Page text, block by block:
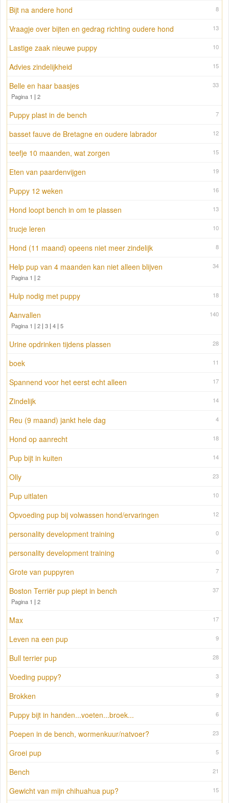
8
Bijt na andere hond
13
Vraagje over bijten en gedrag richting oudere hond
10
Lastige zaak nieuwe puppy
15
Advies zindelijkheid
33
Belle en haar baasjes
Pagina 1 | 2
7
Puppy plast in de bench
12
basset fauve de Bretagne en oudere labrador
15
teefje 10 maanden, wat zorgen
19
Eten van paardenvijgen
16
Puppy 12 weken
13
Hond loopt bench in om te plassen
10
trucje leren
8
Hond (11 maand) opeens niet meer zindelijk
34
Help pup van 4 maanden kan niet alleen blijven
Pagina 1 | 2
18
Hulp nodig met puppy
140
Aanvallen
Pagina 1 | 2 | 3 | 4 | 5
28
Urine opdrinken tijdens plassen
11
boek
17
Spannend voor het eerst echt alleen
14
Zindelijk
4
Reu (9 maand) jankt hele dag
18
Hond op aanrecht
14
Pup bijt in kuiten
23
Olly
10
Pup uitlaten
12
Opvoeding pup bij volwassen hond/ervaringen
0
personality development training
0
personality development training
7
Grote van puppyren
37
Boston Terriër pup piept in bench
Pagina 1 | 2
17
Max
9
Leven na een pup
28
Bull terrier pup
3
Voeding puppy?
9
Brokken
6
Puppy bijt in handen...voeten...broek...
23
Poepen in de bench, wormenkuur/natvoer?
5
Groei pup
21
Bench
15
Gewicht van mijn chihuahua pup?